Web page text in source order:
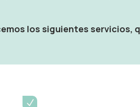
los siguientes servicios,
N